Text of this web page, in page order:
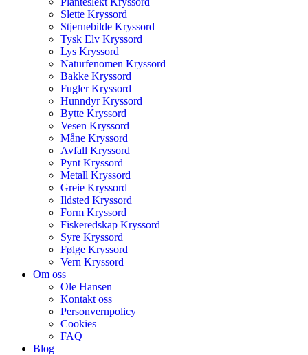
Slette Kryssord
Stjernebilde Kryssord
Tysk Elv Kryssord
Lys Kryssord
Naturfenomen Kryssord
Bakke Kryssord
Fugler Kryssord
Hunndyr Kryssord
Bytte Kryssord
Vesen Kryssord
Måne Kryssord
Avfall Kryssord
Pynt Kryssord
Metall Kryssord
Greie Kryssord
Ildsted Kryssord
Form Kryssord
Fiskeredskap Kryssord
Syre Kryssord
Følge Kryssord
Vern Kryssord
Om oss
Ole Hansen
Kontakt oss
Personvernpolicy
Cookies
FAQ
Blog